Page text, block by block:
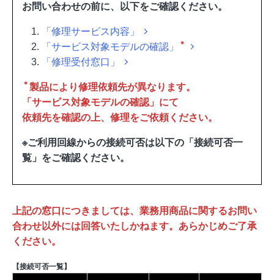
お問い合わせの前に、以下をご確認ください。
「修理サービス内容」
「サービス対象モデルの確認」
＊
「修理受付窓口」
＊ 製品により修理依頼先が異なります。
「サービス対象モデルの確認」にて
依頼先を確認の上、修理をご依頼ください。
※ご利用回線からの接続可否は以下の「接続可否一
覧」をご確認ください。
上記の窓口につきましては、業務用商品に関するお問い
合わせ以外には回答いたしかねます。あらかじめご了承
ください。
【接続可否一覧】